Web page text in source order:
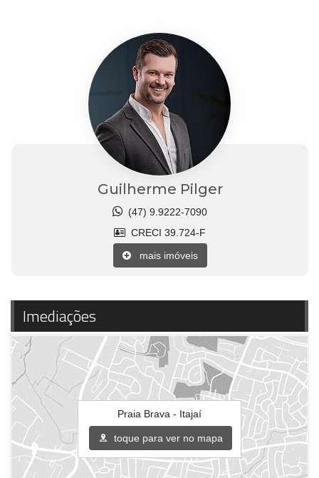
Guilherme Pilger
(47) 9.9222-7090
CRECI 39.724-F
mais imóveis
Imediações
Praia Brava - Itajaí
toque para ver no mapa